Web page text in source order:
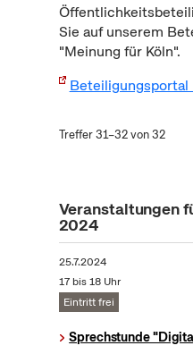
Sie auf unserem
"Meinung für Köln".
Beteiligungsportal
Treffer 31–32 von 32
Veranstaltungen
2024
25.7.2024
17 bis 18 Uhr
Eintritt frei
Sprechstunde